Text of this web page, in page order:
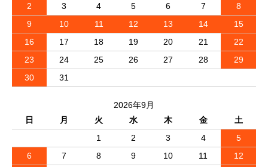
2
3 4 5 6 7
8
9
10 11 12 13 14
15
16
17 18 19 20 21
22
23
24 25 26 27 28
29
30
31
2026年9月
日
月 火 水 木 金
土
1
2 3 4
5
6
7 8 9 10 11 12